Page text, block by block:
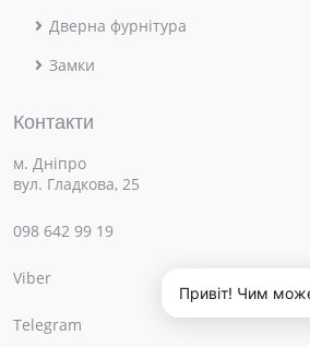
Привіт! Чим
Дверна фурнітура
Замки
Контакти
м. Дніпро
вул. Гладкова, 25
098 642 99 19
Viber
Telegram